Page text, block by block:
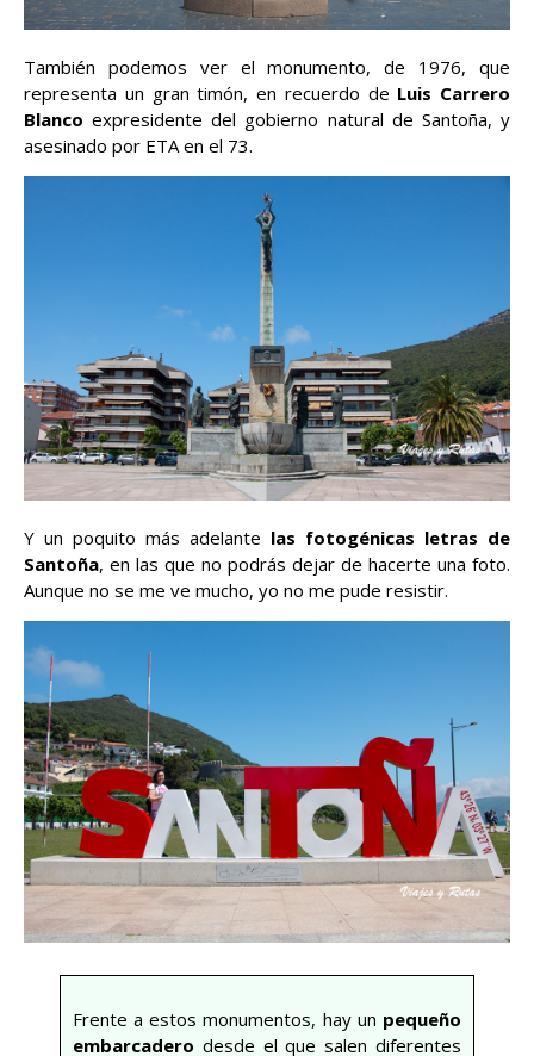
También podemos ver el monumento, de 1976, que
representa un gran timón, en recuerdo de Luis Carrero
Blanco expresidente del gobierno natural de Santoña, y
asesinado por ETA en el 73.
Y un poquito más adelante las fotogénicas letras de
Santoña, en las que no podrás dejar de hacerte una foto.
Aunque no se me ve mucho, yo no me pude resistir.
Frente a estos monumentos, hay un pequeño
embarcadero desde el que salen diferentes